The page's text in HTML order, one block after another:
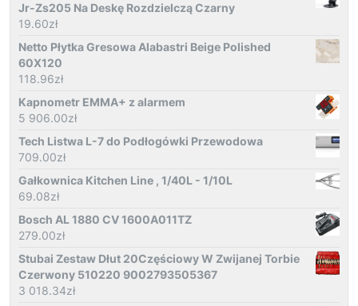
Jr-Zs205 Na Deskę Rozdzielczą Czarny
19.60zł
Netto Płytka Gresowa Alabastri Beige Polished
60X120
118.96zł
Kapnometr EMMA+ z alarmem
5 906.00zł
Tech Listwa L-7 do Podłogówki Przewodowa
709.00zł
Gałkownica Kitchen Line , 1/40L - 1/10L
69.08zł
Bosch AL 1880 CV 1600A011TZ
279.00zł
Stubai Zestaw Dłut 20Częściowy W Zwijanej Torbie
Czerwony 510220 9002793505367
3 018.34zł